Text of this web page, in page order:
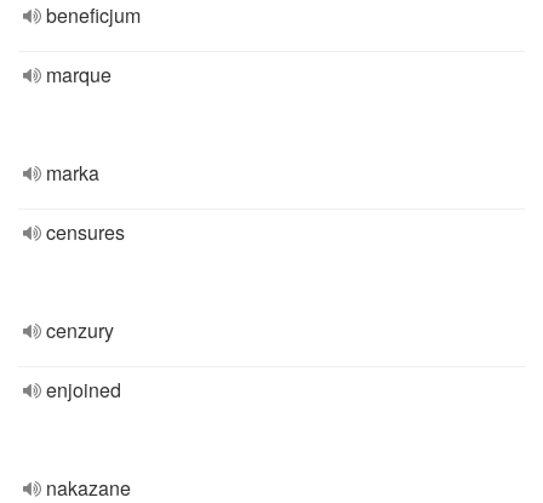
beneficjum
marque
marka
censures
cenzury
enjoined
nakazane